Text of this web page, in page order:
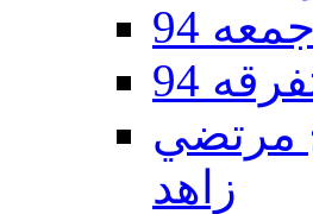
94
94
شيخ مرتضي
زاهد